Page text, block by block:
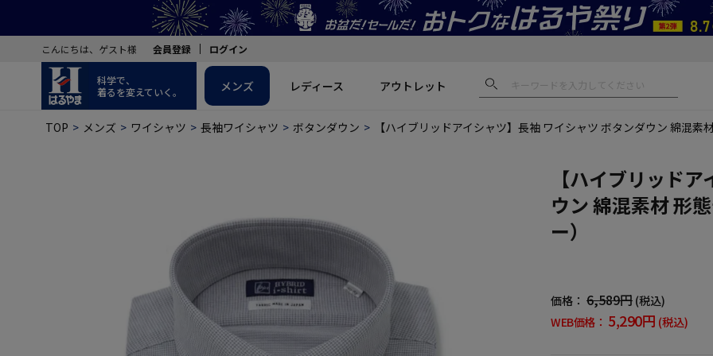
こんにちは、ゲスト様 会員登録 ログイン
科学で、
着るを変えていく。
メンズ レディース アウトレット
TOP メンズ ワイシャツ 長袖ワイシャツ ボタンダウン 【ハイブリッドアイシャツ】長袖 ワイシャツ ボタンダウン 綿混
【ハイブリッド
ウン 綿混素材 形
ー）
価格： 6,589円 (税込)
WEB価格： 5,290円 (税込)